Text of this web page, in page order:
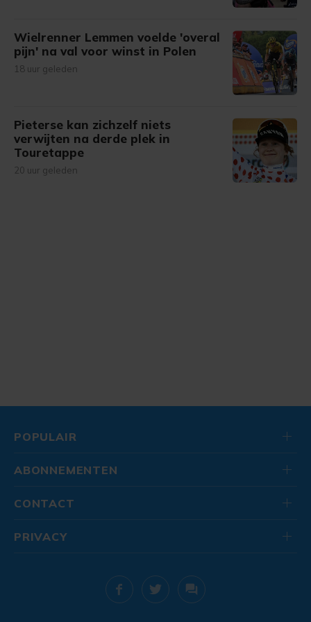
Wielrenner Lemmen voelde 'overal
pijn' na val voor winst in Polen
18 uur geleden
Pieterse kan zichzelf niets
verwijten na derde plek in
Touretappe
20 uur geleden
POPULAIR
ABONNEMENTEN
CONTACT
PRIVACY